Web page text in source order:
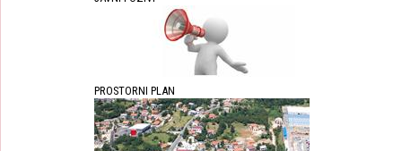
PROSTORNI PLAN